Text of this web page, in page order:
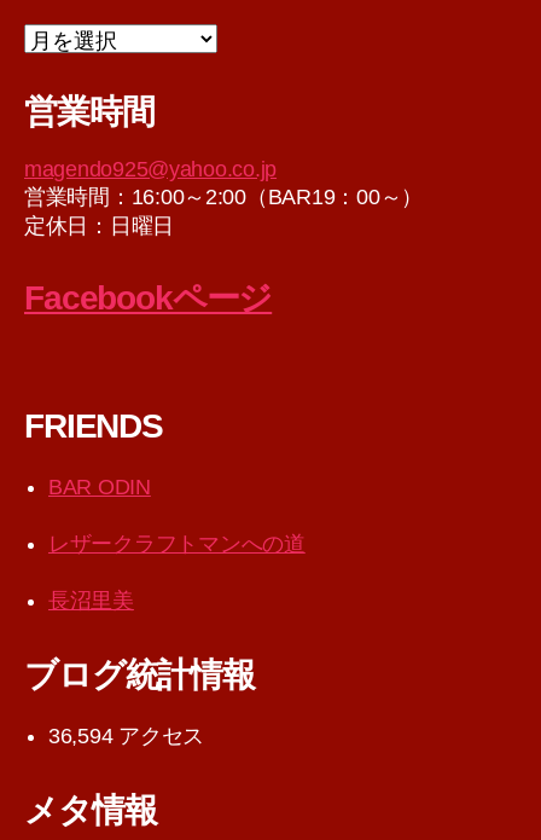
ア
イ
営業時間
magendo925@yahoo.co.jp
営業時間：16:00～2:00（BAR19：00～）
定休日：日曜日
Facebookページ
FRIENDS
BAR ODIN
レザークラフトマンへの道
長沼里美
ブログ統計情報
36,594 アクセス
メタ情報